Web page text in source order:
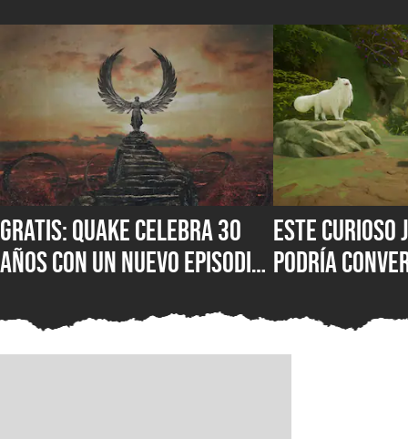
Gratis: Quake celebra 30
años con un nuevo episodio
otras novedades que ya
están disponibles en
Este curioso
podría
fans de los